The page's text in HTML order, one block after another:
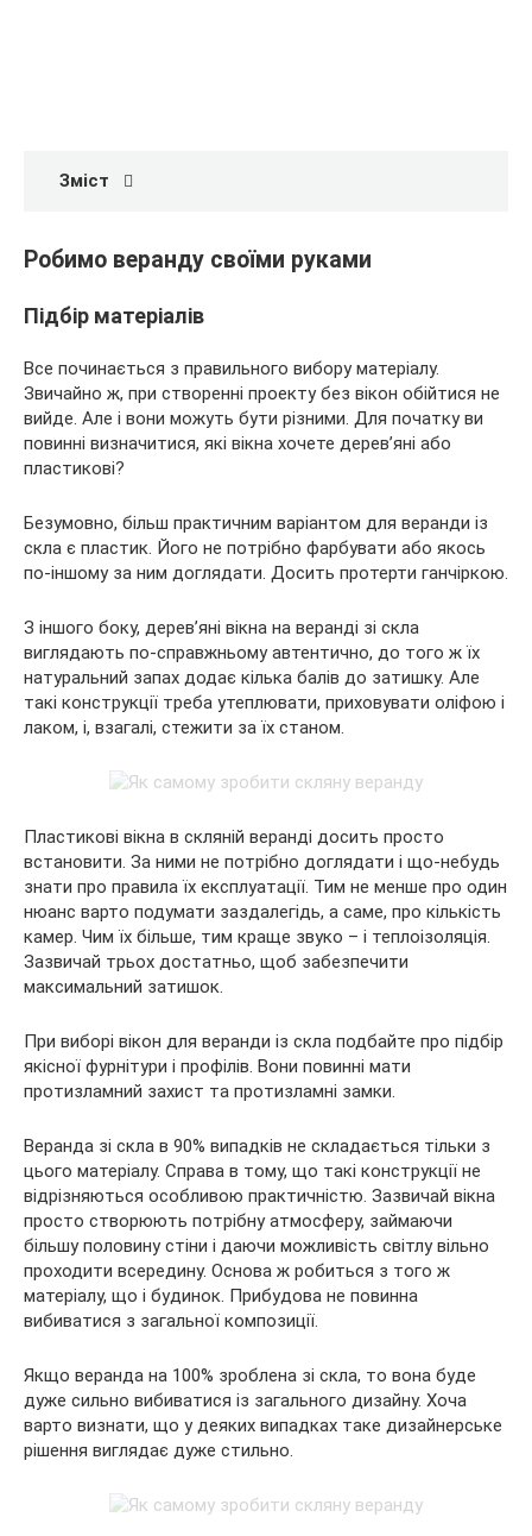
Зміст
Робимо веранду своїми руками
Підбір матеріалів
Все починається з правильного вибору матеріалу.
Звичайно ж, при створенні проекту без вікон обійтися не
вийде. Але і вони можуть бути різними. Для початку ви
повинні визначитися, які вікна хочете дерев’яні або
пластикові?
Безумовно, більш практичним варіантом для веранди із
скла є пластик. Його не потрібно фарбувати або якось
по-іншому за ним доглядати. Досить протерти ганчіркою.
З іншого боку, дерев’яні вікна на веранді зі скла
виглядають по-справжньому автентично, до того ж їх
натуральний запах додає кілька балів до затишку. Але
такі конструкції треба утеплювати, приховувати оліфою і
лаком, і, взагалі, стежити за їх станом.
Пластикові вікна в скляній веранді досить просто
встановити. За ними не потрібно доглядати і що-небудь
знати про правила їх експлуатації. Тим не менше про один
нюанс варто подумати заздалегідь, а саме, про кількість
камер. Чим їх більше, тим краще звуко – і теплоізоляція.
Зазвичай трьох достатньо, щоб забезпечити
максимальний затишок.
При виборі вікон для веранди із скла подбайте про підбір
якісної фурнітури і профілів. Вони повинні мати
протизламний захист та протизламні замки.
Веранда зі скла в 90% випадків не складається тільки з
цього матеріалу. Справа в тому, що такі конструкції не
відрізняються особливою практичністю. Зазвичай вікна
просто створюють потрібну атмосферу, займаючи
більшу половину стіни і даючи можливість світлу вільно
проходити всередину. Основа ж робиться з того ж
матеріалу, що і будинок. Прибудова не повинна
вибиватися з загальної композиції.
Якщо веранда на 100% зроблена зі скла, то вона буде
дуже сильно вибиватися із загального дизайну. Хоча
варто визнати, що у деяких випадках таке дизайнерське
рішення виглядає дуже стильно.